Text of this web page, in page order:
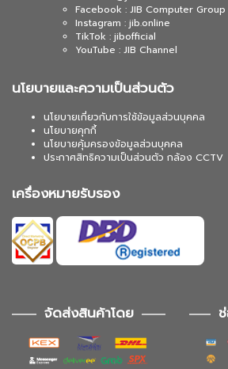
Facebook : JIB Computer Group
Instagram : jib.online
TikTok : jibofficial
YouTube : JIB Channel
นโยบายและความเป็นส่วนตัว
นโยบายเกี่ยวกับการใช้ข้อมูลส่วนบุคคล
นโยบายคุกกี้
นโยบายคุ้มครองข้อมูลส่วนบุคคล
ประกาศสิทธิความเป็นส่วนตัว กล้อง CCTV
เครื่องหมายรับรอง
จัดส่งสินค้าโดย